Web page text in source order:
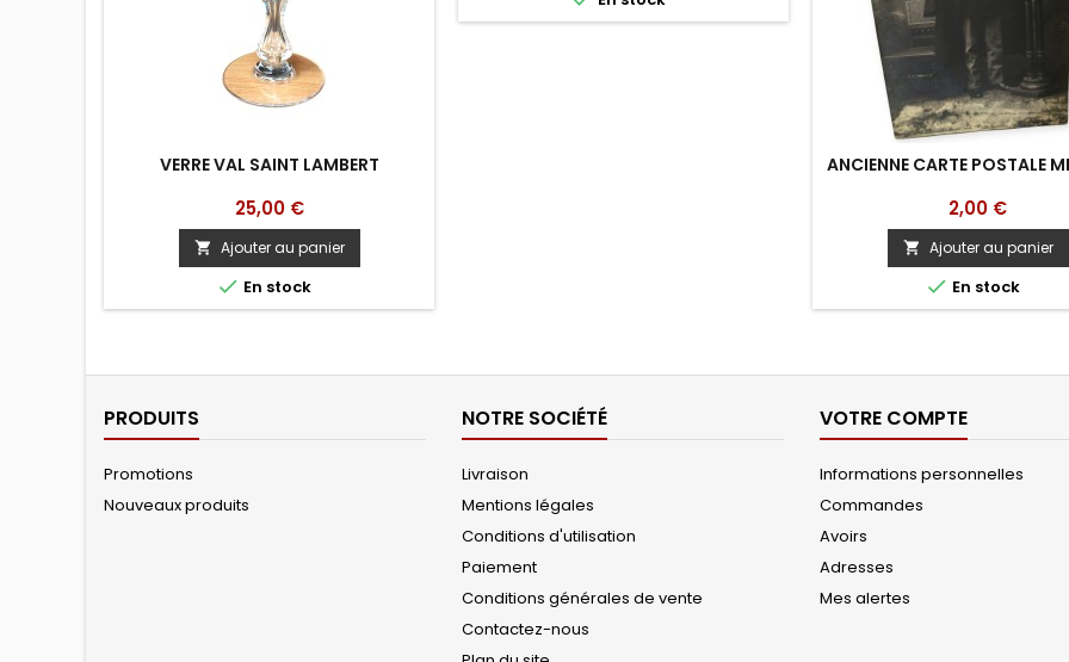
VERRE VAL SAINT LAMBERT
Prix
25,00 €
 Ajouter au panier
 En stock
ANCIENNE CARTE POSTALE
Prix
2,00 €
 Ajouter au panier
 En stock
PRODUITS
Promotions
Nouveaux produits
NOTRE SOCIÉTÉ
Livraison
Mentions légales
Conditions d'utilisation
Paiement
Conditions générales de vente
Contactez-nous
VOTRE COMPTE
Informations personnelles
Commandes
Avoirs
Adresses
Mes alertes